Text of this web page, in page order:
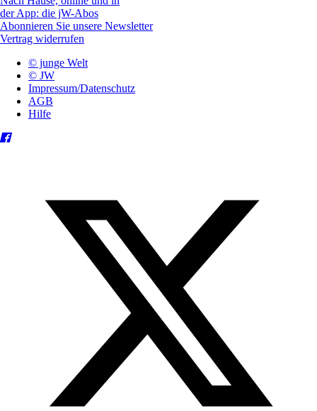
der App: die jW-Abos
Abonnieren Sie unsere Newsletter
Vertrag widerrufen
© junge Welt
© JW
Impressum/Datenschutz
AGB
Hilfe